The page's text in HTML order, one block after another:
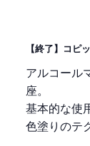
【終了】コピ
アルコール
座。
基本的な使
色塗りのテ